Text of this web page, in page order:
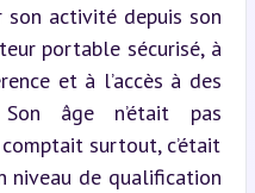
son activité depuis son
portable sécurisé, à
et à l’accès à des
Son âge n’était pas
surtout, c’était
niveau de qualification